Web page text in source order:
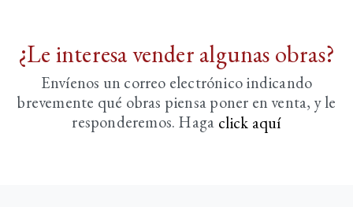
¿Le interesa vender algunas obras?
Envíenos un correo electrónico indicando
brevemente qué obras piensa poner en venta, y le
responderemos. Haga click aquí­